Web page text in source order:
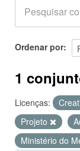
Ordenar por
1
Licenças:
Projeto
Ministério do